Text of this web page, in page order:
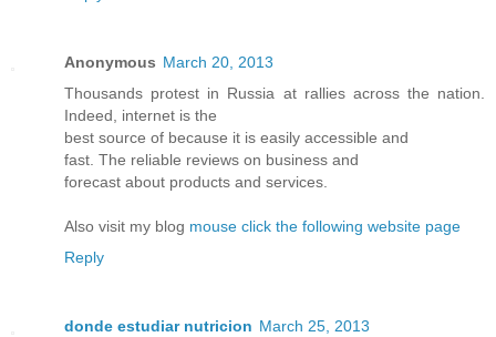
Anonymous March 20, 2013
Thousands protest in Russia at rallies across the nation.
Indeed, internet is the
best source of because it is easily accessible and
fast. The reliable reviews on business and
forecast about products and services.
Also visit my blog mouse click the following website page
Reply
donde estudiar nutricion March 25, 2013